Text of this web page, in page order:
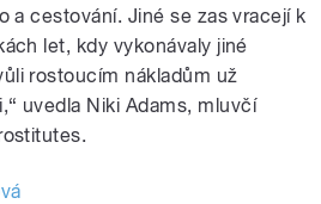
a cestování. Jiné se zas vracejí k
let, kdy vykonávaly jiné
rostoucím nákladům už
uvedla Niki Adams, mluvčí